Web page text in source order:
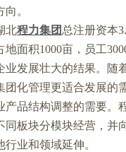
。
北程力集团 总注册资本
面积1000亩，员工
业发展壮大的结果。随
团化管理更适合发展的
产品结构调整的需要。
同板块分模块经营，并
业和领域延伸。